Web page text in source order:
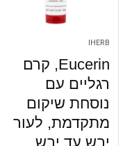
IHERB
Eucerin‏, קרם
רגליים עם
נוסחת שיקום
מתקדמת, לעור
יבש עד יבש